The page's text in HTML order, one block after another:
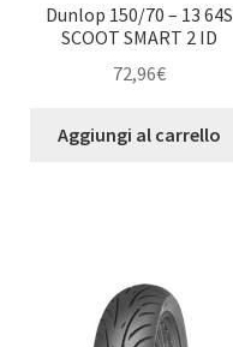
Dunlop 150/70 – 13 64S
SCOOT SMART 2 ID
72,96€
Aggiungi al carrello